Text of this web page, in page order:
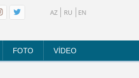
AZ RU EN
FOTO VİDEO